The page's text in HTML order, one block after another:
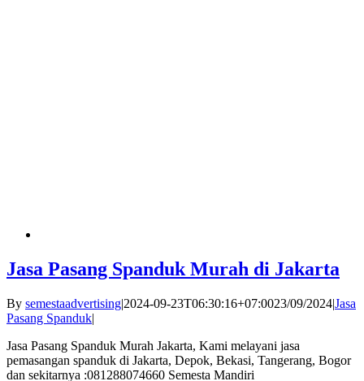
Jasa Pasang Spanduk Murah di Jakarta
By semestaadvertising|2024-09-23T06:30:16+07:0023/09/2024|Jasa
Pasang Spanduk|
Jasa Pasang Spanduk Murah Jakarta, Kami melayani jasa
pemasangan spanduk di Jakarta, Depok, Bekasi, Tangerang, Bogor
dan sekitarnya :081288074660 Semesta Mandiri